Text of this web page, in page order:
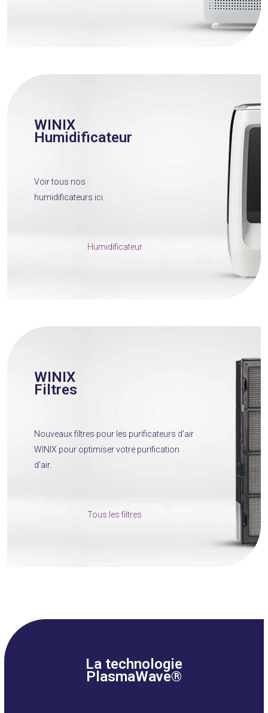
WINIX
Humidificateur
Voir tous nos
humidificateurs ici.
Humidificateur
WINIX
Filtres
Nouveaux filtres pour les purificateurs d'air
WINIX pour optimiser votre purification
d'air.
Tous les filtres
La technologie
PlasmaWave®